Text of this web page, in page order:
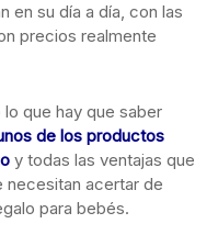
en su día a día, con las
precios realmente
que hay que saber
de los productos
y todas las ventajas que
necesitan acertar de
para bebés.